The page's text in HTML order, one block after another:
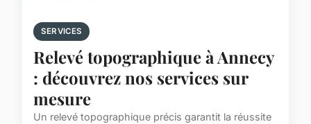
SERVICES
Relevé topographique à Annecy
: découvrez nos services sur
mesure
Un relevé topographique précis garantit la réussite